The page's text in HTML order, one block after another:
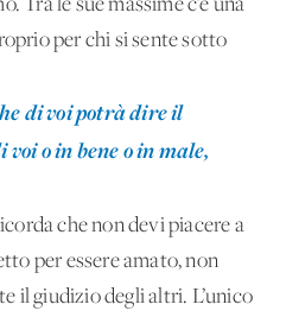
Tra le sue massime c’è una
per chi si sente sotto
di voi potrà dire il
o in bene o in male,
che non devi piacere a
per essere amato, non
il giudizio degli altri. L’unico